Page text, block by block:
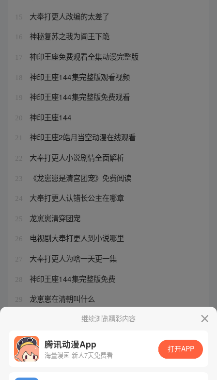
15 大奉打更人改编的太差了
16 神秘复苏之我为阎王下跪
17 神印王座免费观看全集动漫完整版
18 神印王座144集完整版观看视频
19 神印王座144集完整版免费观看
20 神印王座144
21 神印王座2皓月当空动漫在线观看
22 大奉打更人小说剧情全面解析
23 《龙崽崽是清宫团宠》免费阅读
24 大奉打更人认错长公主在哪章
25 龙崽崽清穿团宠
26 电视剧大奉打更人到小说哪里
27 大奉打更人为啥一天更一集
28 神印王座144集完整版免费
29 龙崽崽在清朝叫什么
清穿龙崽崽是清宫团宠继续浏览精彩内容
腾讯动漫App
海量漫画 新人7天免费看
打开APP